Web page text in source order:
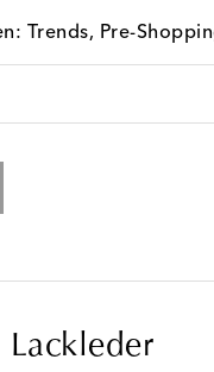
Trends, Pre-
Lackleder